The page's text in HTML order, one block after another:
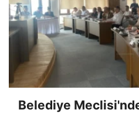
Belediye